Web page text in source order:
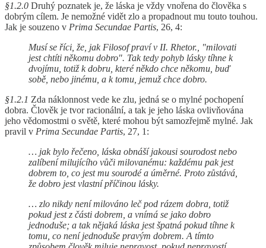
§1.2.0 Druhý poznatek je, že láska je vždy vnořena do člověka s
dobrým cílem. Je nemožné vidět zlo a propadnout mu touto touhou.
Jak je souzeno v Prima Secundae Partis, 26, 4:
Musí se říci, že, jak Filosof praví v II. Rhetor., "milovati
jest chtíti někomu dobro". Tak tedy pohyb lásky tíhne k
dvojímu, totiž k dobru, které někdo chce někomu, buď
sobě, nebo jinému, a k tomu, jemuž chce dobro.
§1.2.1 Zda náklonnost vede ke zlu, jedná se o mylné pochopení
dobra. Člověk je tvor racionální, a tak je jeho láska ovlivňována
jeho vědomostmi o světě, které mohou být samozřejmě mylné. Jak
pravil v Prima Secundae Partis, 27, 1:
… jak bylo řečeno, láska obnáší jakousi sourodost nebo
zalíbení milujícího vůči milovanému: každému pak jest
dobrem to, co jest mu sourodé a úměrné. Proto zůstává,
že dobro jest vlastní příčinou lásky.
… zlo nikdy není milováno leč pod rázem dobra, totiž
pokud jest z části dobrem, a vnímá se jako dobro
jednoduše; a tak nějaká láska jest špatná pokud tíhne k
tomu, co není jednoduše pravým dobrem. A tímto